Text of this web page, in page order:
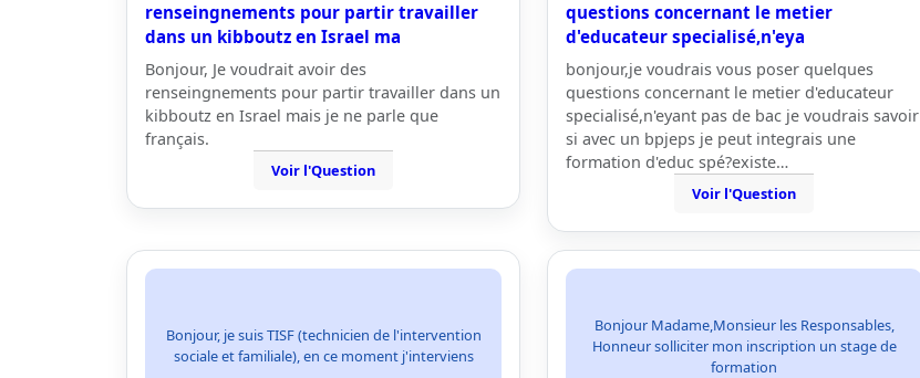
renseingnements pour partir travailler
dans un kibboutz en Israel ma
Bonjour, Je voudrait avoir des
renseingnements pour partir travailler dans un
kibboutz en Israel mais je ne parle que
français.
Voir l'Question
questions concernant le metier
d'educateur specialisé,n'eya
bonjour,je voudrais vous poser quelques
questions concernant le metier d'educateur
specialisé,n'eyant pas de bac je voudrais savoir
si avec un bpjeps je peut integrais une
formation d'educ spé?existe…
Voir l'Question
Bonjour, je suis TISF (technicien de l'intervention
sociale et familiale), en ce moment j'interviens
Bonjour Madame,Monsieur les Responsables,
Honneur solliciter mon inscription un stage de
formation